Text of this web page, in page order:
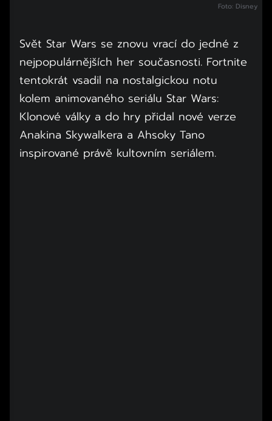
Foto: Disney
Svět Star Wars se znovu vrací do jedné z
nejpopulárnějších her současnosti. Fortnite
tentokrát vsadil na nostalgickou notu
kolem animovaného seriálu Star Wars:
Klonové války a do hry přidal nové verze
Anakina Skywalkera a Ahsoky Tano
inspirované právě kultovním seriálem.